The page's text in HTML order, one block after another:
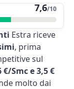
7,6/10
Estra riceve
, prima
sul
€/Smc e 3,5 €
molto dai